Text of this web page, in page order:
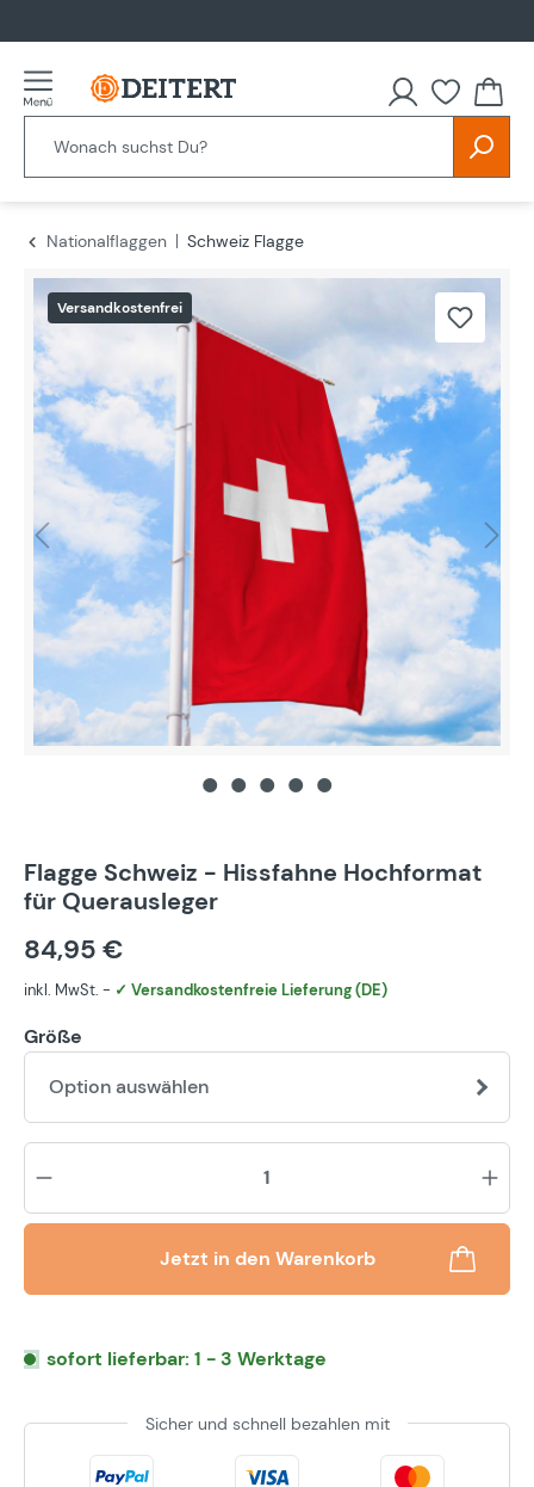
Nationalflaggen
Schweiz Flagge
Bildergalerie überspringen
Versandkostenfrei
Flagge Schweiz - Hissfahne Hochformat
für Querausleger
84,95 €
inkl. MwSt. - ✓ Versandkostenfreie Lieferung (DE)
Größe
Option auswählen
Jetzt in den Warenkorb
sofort lieferbar: 1 - 3 Werktage
Sicher und schnell bezahlen mit